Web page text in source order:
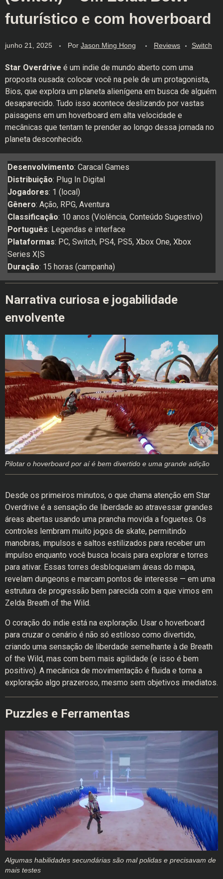
futurístico e com hoverboard
junho 21, 2025 Por Jason Ming Hong Reviews Switch
Star Overdrive é um indie de mundo aberto com uma
proposta ousada: colocar você na pele de um protagonista,
Bios, que explora um planeta alienígena em busca de alguém
desaparecido. Tudo isso acontece deslizando por vastas
paisagens em um hoverboard em alta velocidade e
mecânicas que tentam te prender ao longo dessa jornada no
planeta desconhecido.
Desenvolvimento: Caracal Games
Distribuição: Plug In Digital
Jogadores: 1 (local)
Gênero: Ação, RPG, Aventura
Classificação: 10 anos (Violência, Conteúdo Sugestivo)
Português: Legendas e interface
Plataformas: PC, Switch, PS4, PS5, Xbox One, Xbox
Series X|S
Duração: 15 horas (campanha)
Narrativa curiosa e jogabilidade
envolvente
Pilotar o hoverboard por aí é bem divertido e uma grande adição
Desde os primeiros minutos, o que chama atenção em Star
Overdrive é a sensação de liberdade ao atravessar grandes
áreas abertas usando uma prancha movida a foguetes. Os
controles lembram muito jogos de skate, permitindo
manobras, impulsos e saltos estilizados para receber um
impulso enquanto você busca locais para explorar e torres
para ativar. Essas torres desbloqueiam áreas do mapa,
revelam dungeons e marcam pontos de interesse — em uma
estrutura de progressão bem parecida com a que vimos em
Zelda Breath of the Wild.
O coração do indie está na exploração. Usar o hoverboard
para cruzar o cenário é não só estiloso como divertido,
criando uma sensação de liberdade semelhante à de Breath
of the Wild, mas com bem mais agilidade (e isso é bem
positivo). A mecânica de movimentação é fluida e torna a
exploração algo prazeroso, mesmo sem objetivos imediatos.
Puzzles e Ferramentas
Algumas habilidades secundárias são mal polidas e precisavam de
mais testes